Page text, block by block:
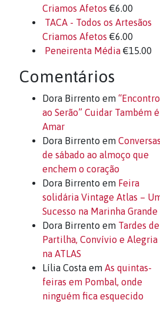
Criamos Afetos €6.00
TACA - Todos os Artesãos
Criamos Afetos €6.00
Peneirenta Média €15.00
Comentários
Dora Birrento em
ao Serão” Cuidar Também é
Amar
Dora Birrento em Conversas
de sábado ao almoço que
enchem o coração
Dora Birrento em Feira
solidária Vintage Atlas –
Sucesso na Marinha Grande
Dora Birrento em Tardes de
Partilha, Convívio e Alegria
na ATLAS
Lília Costa em As quintas-
feiras em Pombal, onde
ninguém fica esquecido